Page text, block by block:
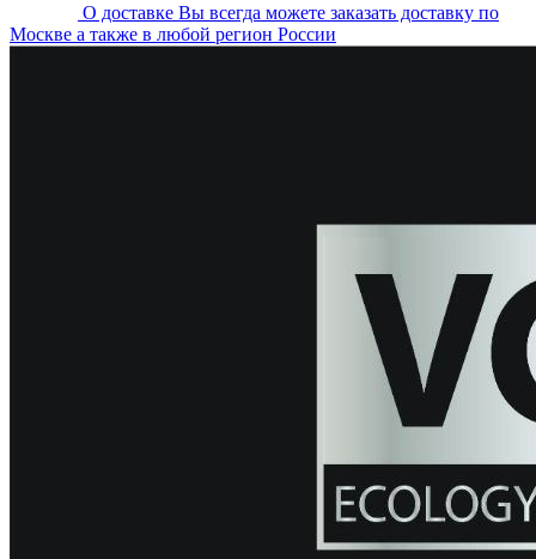
О доставке Вы всегда можете заказать доставку по
Москве а также в любой регион России